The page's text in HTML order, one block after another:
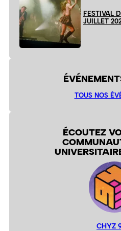
FESTIVAL
JUILLET
TOUS NOS
ÉCOUTEZ
CHYZ